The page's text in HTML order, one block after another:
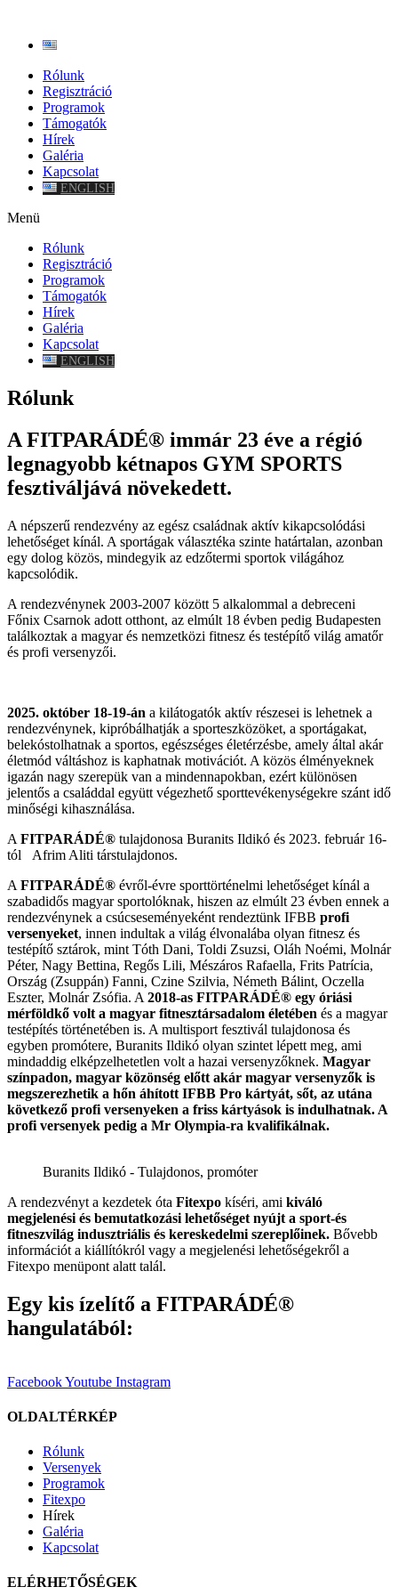
Rólunk
Regisztráció
Programok
Támogatók
Hírek
Galéria
Kapcsolat
ENGLISH
Menü
Rólunk
Regisztráció
Programok
Támogatók
Hírek
Galéria
Kapcsolat
ENGLISH
Rólunk
A FITPARÁDÉ® immár 23 éve a régió
legnagyobb kétnapos GYM SPORTS
fesztiváljává növekedett.
A népszerű rendezvény az egész családnak aktív kikapcsolódási
lehetőséget kínál. A sportágak választéka szinte határtalan, azonban
egy dolog közös, mindegyik az edzőtermi sportok világához
kapcsolódik.
A rendezvénynek 2003-2007 között 5 alkalommal a debreceni
Főnix Csarnok adott otthont, az elmúlt 18 évben pedig Budapesten
találkoztak a magyar és nemzetközi fitnesz és testépítő világ amatőr
és profi versenyzői.
2025. október 18-19-án a kilátogatók aktív részesei is lehetnek a
rendezvénynek, kipróbálhatják a sporteszközöket, a sportágakat,
belekóstolhatnak a sportos, egészséges életérzésbe, amely által akár
életmód váltáshoz is kaphatnak motivációt. A közös élményeknek
igazán nagy szerepük van a mindennapokban, ezért különösen
jelentős a családdal együtt végezhető sporttevékenységekre szánt idő
minőségi kihasználása.
A FITPARÁDÉ® tulajdonosa Buranits Ildikó és 2023. február 16-
tól Afrim Aliti társtulajdonos.
A FITPARÁDÉ® évről-évre sporttörténelmi lehetőséget kínál a
szabadidős magyar sportolóknak, hiszen az elmúlt 23 évben ennek a
rendezvénynek a csúcseseményeként rendeztünk IFBB profi
versenyeket, innen indultak a világ élvonalába olyan fitnesz és
testépítő sztárok, mint Tóth Dani, Toldi Zsuzsi, Oláh Noémi, Molnár
Péter, Nagy Bettina, Regős Lili, Mészáros Rafaella, Frits Patrícia,
Ország (Zsuppán) Fanni, Czine Szilvia, Németh Bálint, Oczella
Eszter, Molnár Zsófia. A 2018-as FITPARÁDÉ® egy óriási
mérföldkő volt a magyar fitnesztársadalom életében és a magyar
testépítés történetében is. A multisport fesztivál tulajdonosa és
egyben promótere, Buranits Ildikó olyan szintet lépett meg, ami
mindaddig elképzelhetetlen volt a hazai versenyzőknek. Magyar
színpadon, magyar közönség előtt akár magyar versenyzők is
megszerezhetik a hőn áhított IFBB Pro kártyát, sőt, az utána
következő profi versenyeken a friss kártyások is indulhatnak. A
profi versenyek pedig a Mr Olympia-ra kvalifikálnak.
Buranits Ildikó - Tulajdonos, promóter
A rendezvényt a kezdetek óta Fitexpo kíséri, ami kiváló
megjelenési és bemutatkozási lehetőséget nyújt a sport-és
fitneszvilág indusztriális és kereskedelmi szereplőinek. Bővebb
információt a kiállítókról vagy a megjelenési lehetőségekről a
Fitexpo menüpont alatt talál.
Egy kis ízelítő a FITPARÁDÉ®
hangulatából:
FacebookYoutube Instagram
OLDALTÉRKÉP
Rólunk
Versenyek
Programok
Fitexpo
Hírek
Galéria
Kapcsolat
ELÉRHETŐSÉGEK